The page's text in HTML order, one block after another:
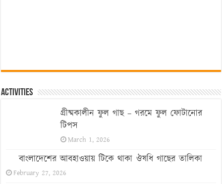
Activities
গ্রীষ্মকালীন ফুল গাছ – গরমে ফুল ফোটানোর
টিপস
March 1, 2026
বাংলাদেশের আবহাওয়ায় টিকে থাকা ঔষধি গাছের তালিকা
February 27, 2026